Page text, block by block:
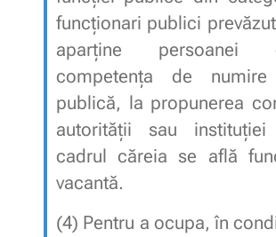
funcționari publici
aparține
competența de
publică, la propunerea
autorității sau
cadrul căreia se află
vacantă.
(4) Pentru a ocupa, în